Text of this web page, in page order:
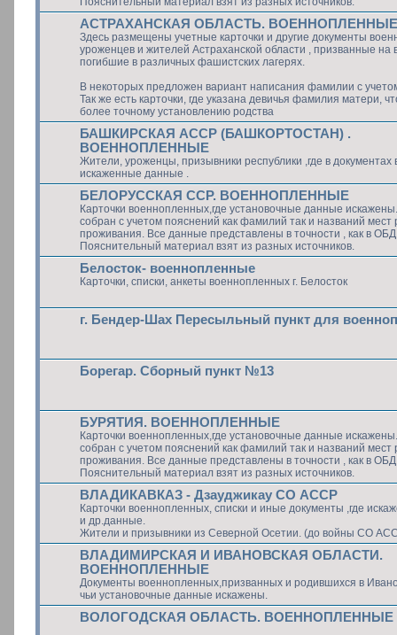
АСТРАХАНСКАЯ ОБЛАСТЬ. ВОЕННОПЛЕННЫЕ
Здесь размещены учетные карточки и другие документы
уроженцев и жителей Астраханской области , призванные на
погибшие в различных фашистских лагерях.
В некоторых предложен вариант написания фамилии с
Так же есть карточки, где указана девичья фамилия матери,
более точному установлению родства
БАШКИРСКАЯ АССР (БАШКОРТОСТАН) .
ВОЕННОПЛЕННЫЕ
Жители, уроженцы, призывники республики ,где в документах
искаженные данные .
БЕЛОРУССКАЯ ССР. ВОЕННОПЛЕННЫЕ
Карточки военнопленных,где установочные данные
собран с учетом пояснений как фамилий так и названий мест
проживания. Все данные представлены в точности , как в
Пояснительный материал взят из разных источников.
Белосток- военнопленные
Карточки, списки, анкеты военнопленных г. Белосток
г. Бендер-Шах Пересыльный пункт для
Борегар. Сборный пункт №13
БУРЯТИЯ. ВОЕННОПЛЕННЫЕ
Карточки военнопленных,где установочные данные
собран с учетом пояснений как фамилий так и названий мест
проживания. Все данные представлены в точности , как в
Пояснительный материал взят из разных источников.
ВЛАДИКАВКАЗ - Дзауджикау СО АССР
Карточки военнопленных, списки и иные документы ,где
и др.данные.
Жители и призывники из Северной Осетии. (до войны СО
ВЛАДИМИРСКАЯ И ИВАНОВСКАЯ ОБЛАСТИ.
ВОЕННОПЛЕННЫЕ
Документы военнопленных,призванных и родившихся в
чьи установочные данные искажены.
ВОЛОГОДСКАЯ ОБЛАСТЬ. ВОЕННОПЛЕННЫЕ